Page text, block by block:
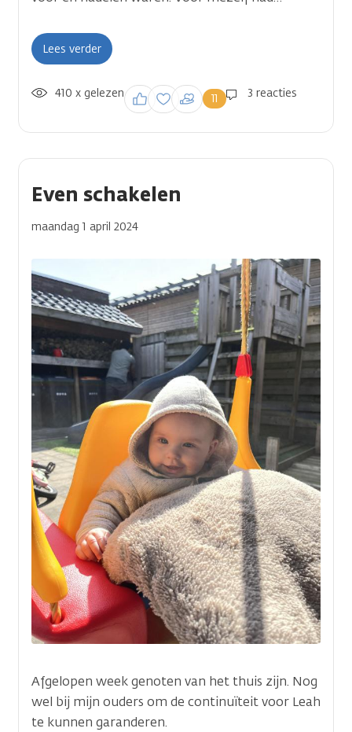
Lees verder
3 reacties
11
Inloggen om een
reactie te plaatsen
410 x gelezen
Even schakelen
maandag 1 april 2024
Afgelopen week genoten van het thuis zijn. Nog
wel bij mijn ouders om de continuïteit voor Leah
te kunnen garanderen.
Deel je verhaal
Titel